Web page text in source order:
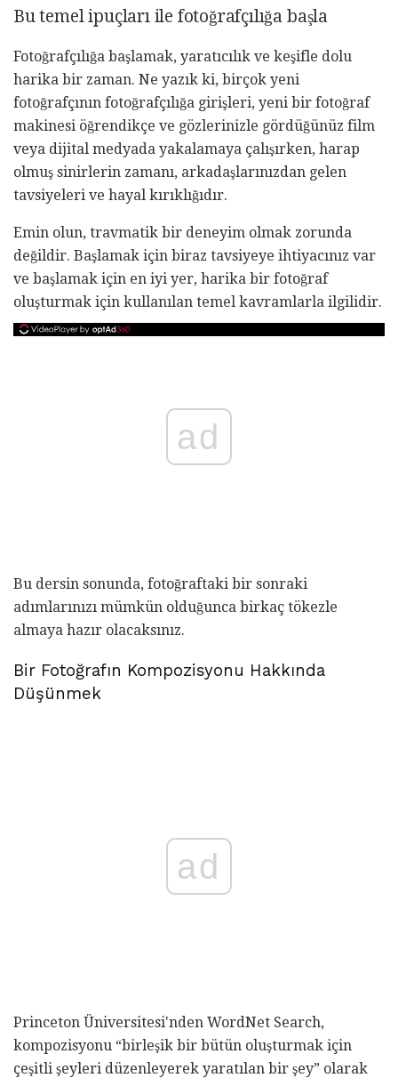
Bu temel ipuçları ile fotoğrafçılığa başla
Fotoğrafçılığa başlamak, yaratıcılık ve keşifle dolu
harika bir zaman. Ne yazık ki, birçok yeni
fotoğrafçının fotoğrafçılığa girişleri, yeni bir fotoğraf
makinesi öğrendikçe ve gözlerinizle gördüğünüz film
veya dijital medyada yakalamaya çalışırken, harap
olmuş sinirlerin zamanı, arkadaşlarınızdan gelen
tavsiyeleri ve hayal kırıklığıdır.
Emin olun, travmatik bir deneyim olmak zorunda
değildir. Başlamak için biraz tavsiyeye ihtiyacınız var
ve başlamak için en iyi yer, harika bir fotoğraf
oluşturmak için kullanılan temel kavramlarla ilgilidir.
ad
Bu dersin sonunda, fotoğraftaki bir sonraki
adımlarınızı mümkün olduğunca birkaç tökezle
almaya hazır olacaksınız.
Bir Fotoğrafın Kompozisyonu Hakkında
Düşünmek
ad
Princeton Üniversitesi'nden WordNet Search,
kompozisyonu “birleşik bir bütün oluşturmak için
çeşitli şeyleri düzenleyerek yaratılan bir şey” olarak